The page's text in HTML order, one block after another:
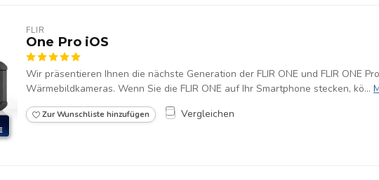
FLIR
One Pro iOS
Wir präsentieren Ihnen die nächste Generation der FLIR ONE und FLIR ONE Pro
Wärmebildkameras. Wenn Sie die FLIR ONE auf Ihr Smartphone stecken, kö...
Zur Wunschliste hinzufügen Vergleichen